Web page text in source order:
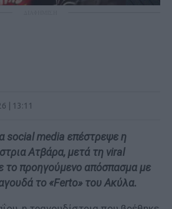
| 13:11
social media επέστρεψε η
Ατβάρα, μετά τη viral
το προηγούμενο απόσπασμα με
το «Ferto» του Ακύλα.